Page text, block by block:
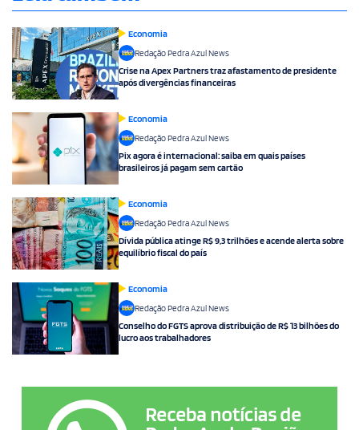
Economia
Redação Pedra Azul News
Crise na Apex Partners traz afastamento de presidente
após divergências financeiras
Economia
Redação Pedra Azul News
Pix agora é internacional: saiba em quais países
brasileiros já pagam sem cartão
Economia
Redação Pedra Azul News
Dívida pública atinge R$ 9,3 trilhões e acende alerta sobre
equilíbrio fiscal do país
Economia
Redação Pedra Azul News
Conselho do FGTS aprova distribuição de R$ 13 bilhões do
lucro aos trabalhadores